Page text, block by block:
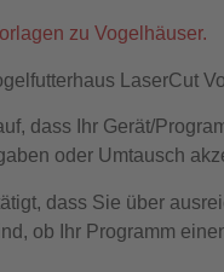
zu Vogelhäuser.
LaserCut
dass Ihr Gerät/
oder Umtausch
dass Sie über
ob Ihr Programm